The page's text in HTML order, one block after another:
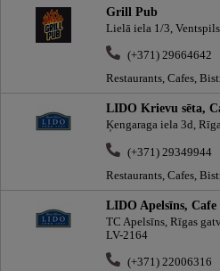
Grill Pub
Lielā iela 1/3,
(+371) 29664642
Restaurants, Cafes,
LIDO Krievu sēta,
Ķengaraga iela 3d,
(+371) 29349944
Restaurants, Cafes,
LIDO Apelsīns, Cafe
TC Apelsīns, Rīgas
LV-2164
(+371) 22006316